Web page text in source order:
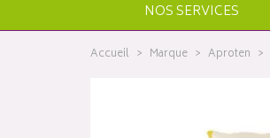
NOS SERVICES
Accueil Marque Aproten